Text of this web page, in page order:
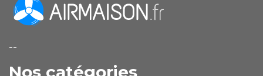
--
Nos catégories